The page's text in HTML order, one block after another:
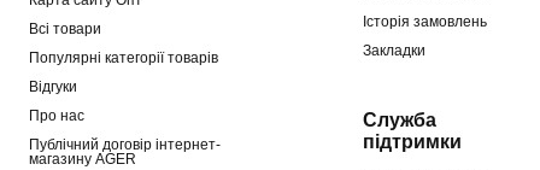
Всі товари
Популярні категорії товарів
Відгуки
Про нас
Публічний договір інтернет-
магазину AGER
Історія замовлень
Закладки
Служба
підтримки